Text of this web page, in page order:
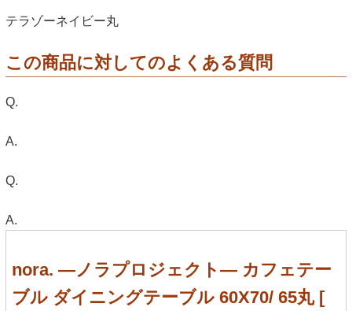
テラゾーネイビー丸
この商品に対してのよくある質問
Q.
A.
Q.
A.
nora. ―ノラプロジェクト― カフェテー
ブル ダイニングテーブル 60X70/ 65丸 [